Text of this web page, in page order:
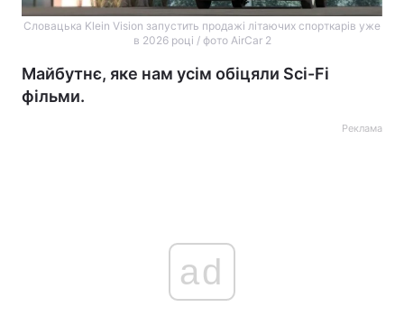
Словацька Klein Vision запустить продажі літаючих спорткарів уже
в 2026 році / фото AirCar 2
Майбутнє, яке нам усім обіцяли Sci-Fi
фільми.
Реклама
ad